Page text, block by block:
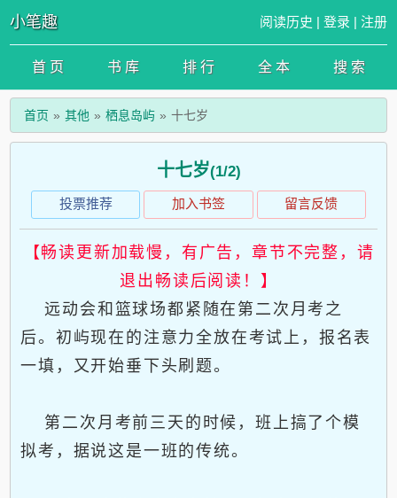
小笔趣 阅读历史 | 登录 | 注册
首 页 书 库 排 行 全 本 搜 索
首页 其他 栖息岛屿 十七岁
十七岁(1/2)
投票推荐 加入书签 留言反馈
【畅读更新加载慢，有广告，章节不完整，请
退出畅读后阅读！】
远动会和篮球场都紧随在第二次月考之
后。初屿现在的注意力全放在考试上，报名表
一填，又开始垂下头刷题。
第二次月考前三天的时候，班上搞了个模
拟考，据说这是一班的传统。